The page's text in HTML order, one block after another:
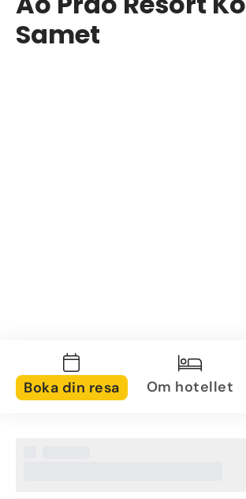
Samet
Boka din resa Om hotellet